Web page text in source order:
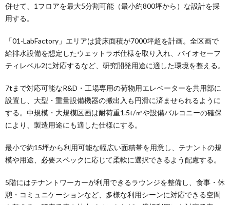
併せて、1フロアを最大5分割可能（最小約800坪から）な設計を採
用する。
「01-LabFactory」エリアは貸床面積が7000坪超を計画。全区画で
給排水設備を想定したウェットラボ仕様を取り入れ、バイオセーフ
ティレベル2に対応するなど、研究開発用途に適した環境を整える。
7tまで対応可能なR&D・工場専用の荷物用エレベーターを共用部に
設置し、大型・重量設備機器の搬出入も円滑に済ませられるように
する。中規模・大規模区画は耐荷重1.5t/㎡や設備バルコニーの確保
により、製造用途にも適した仕様にする。
最小で約15坪から利用可能な幅広い面積帯を用意し、テナントの規
模や用途、必要スペックに応じて柔軟に選択できるよう配慮する。
5階にはテナントワーカーが利用できるラウンジを整備し、食事・休
憩・コミュニケーションなど、多様な利用シーンに対応できる空間